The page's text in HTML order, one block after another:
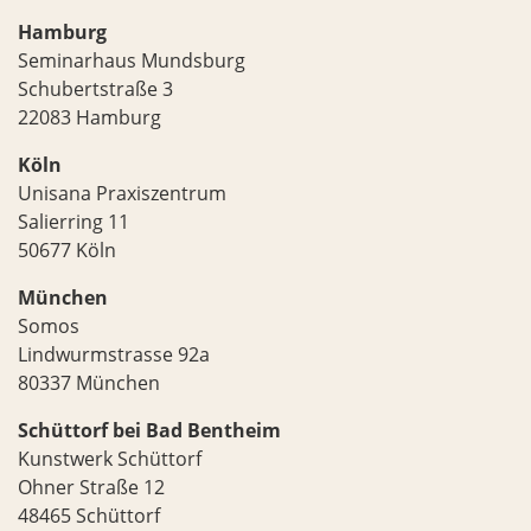
Hamburg
Seminarhaus Mundsburg
Schubertstraße 3
22083 Hamburg
Köln
Unisana Praxiszentrum
Salierring 11
50677 Köln
München
Somos
Lindwurmstrasse 92a
80337 München
Schüttorf bei Bad Bentheim
Kunstwerk Schüttorf
Ohner Straße 12
48465 Schüttorf